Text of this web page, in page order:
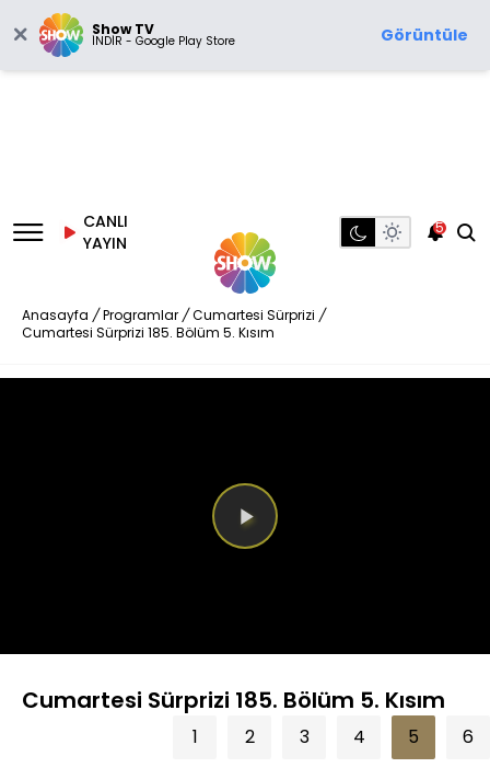
Show TV
İNDİR - Google Play Store Görüntüle
CANLI
YAYIN
5
Anasayfa / Programlar / Cumartesi Sürprizi /
Cumartesi Sürprizi 185. Bölüm 5. Kısım
Videoyu
Cumartesi Sürprizi 185. Bölüm 5. Kısım
1 2 3 4 5 6